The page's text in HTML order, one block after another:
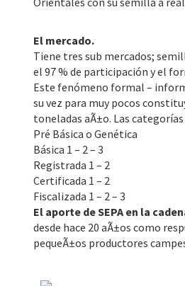
El mercado.
Tiene tres sub mercados;
el 97 % de participación y el
Este fenómeno formal –
su vez para muy pocos
toneladas aÃ±o. Las
Pré Básica o Genética
Básica 1 – 2 – 3
Registrada 1 – 2
Certificada 1 – 2
Fiscalizada 1 – 2 – 3
El aporte de SEPA en la
desde hace 20 aÃ±os como
pequeÃ±os productores